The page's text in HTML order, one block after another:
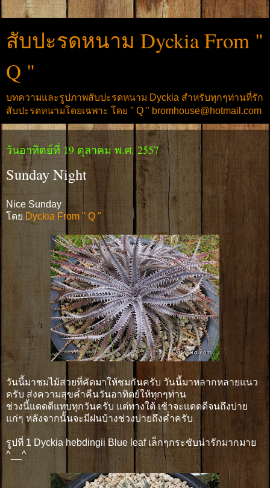
สับปะรดหนาม Dyckia From "
Q "
บทความและรูปภาพสับปะรดหนาม Dyckia สำหรับทุกๆท่านที่รัก
สับปะรดหนามโดยเฉพาะ โดย " Q " bromhouse@hotmail.com
วันอาทิตย์ที่ 19 ตุลาคม พ.ศ. 2557
Sunday Night
Nice Sunday
โดย Dyckia From " Q "
วันนี้มาชมไม้สวยที่คัดมาให้ชมกันครับ วันนี้มาหลากหลายแนว
ครับ ส่งความสุขค่ำคืนวันอาทิตย์ให้ทุกๆท่าน
ช่วงนี้แดดดีแทบทุกวันครับ แต่ทางใต้ เช้าจะเเดดดีจนถึงบ่าย
แก่ๆ หลังจากนั้นจะมีฝนบ้างช่วงบ่ายถึงค่ำครับ
รูปที่ 1 Dyckia hebdingii Blue leaf เล็กๆกระชับน่ารักมากมาย
^__^